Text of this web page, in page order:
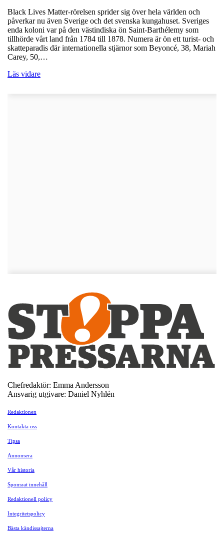
Black Lives Matter-rörelsen sprider sig över hela världen och
påverkar nu även Sverige och det svenska kungahuset. Sveriges
enda koloni var på den västindiska ön Saint-Barthélemy som
tillhörde vårt land från 1784 till 1878. Numera är ön ett turist- och
skatteparadis där internationella stjärnor som Beyoncé, 38, Mariah
Carey, 50,…
Läs vidare
Chefredaktör: Emma Andersson
Ansvarig utgivare: Daniel Nyhlén
Redaktionen
Kontakta oss
Tipsa
Annonsera
Vår historia
Sponsrat innehåll
Redaktionell policy
Integritetspolicy
Bästa kändissajterna